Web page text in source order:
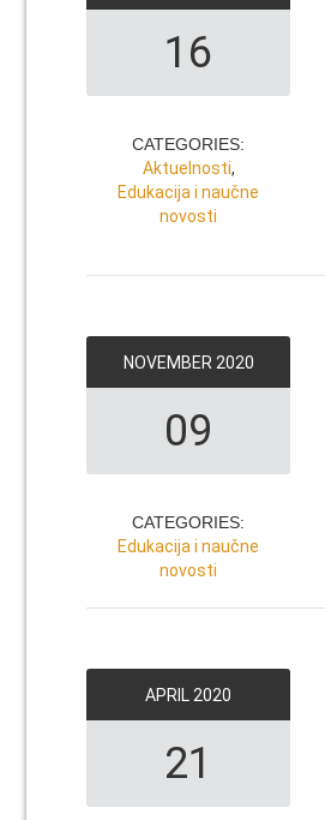
16
CATEGORIES:
Aktuelnosti,
Edukacija i naučne
novosti
NOVEMBER 2020
09
CATEGORIES:
Edukacija i naučne
novosti
APRIL 2020
21